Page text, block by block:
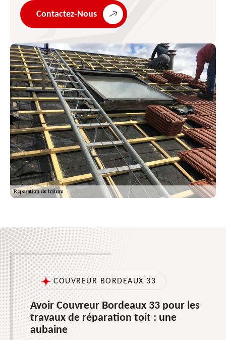
Contactez-Nous
COUVREUR BORDEAUX 33
Avoir Couvreur Bordeaux 33 pour les
travaux de réparation toit : une
aubaine